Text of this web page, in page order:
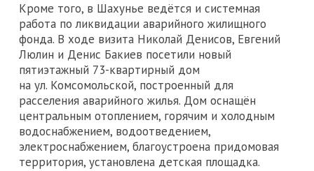
Кроме того, в Шахунье ведётся и системная
работа по ликвидации аварийного жилищного
фонда. В ходе визита Николай Денисов, Евгений
Люлин и Денис Бакиев посетили новый
пятиэтажный 73-квартирный дом
на ул. Комсомольской, построенный для
расселения аварийного жилья. Дом оснащён
центральным отоплением, горячим и холодным
водоснабжением, водоотведением,
электроснабжением, благоустроена придомовая
территория, установлена детская площадка.